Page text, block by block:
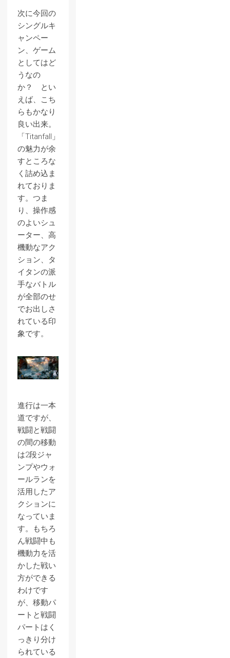
次に今回の
シングルキ
ャンペー
ン、ゲーム
としてはど
うなの
か？ とい
えば、こち
らもかなり
良い出来。
「Titanfall」
の魅力が余
すところな
く詰め込ま
れておりま
す。つま
り、操作感
のよいシュ
ーター、高
機動なアク
ション、タ
イタンの派
手なバトル
が全部のせ
でお出しさ
れている印
象です。
進行は一本
道ですが、
戦闘と戦闘
の間の移動
は2段ジャ
ンプやウォ
ールランを
活用したア
クションに
なっていま
す。もちろ
ん戦闘中も
機動力を活
かした戦い
方ができる
わけです
が、移動パ
ートと戦闘
パートはく
っきり分け
られている